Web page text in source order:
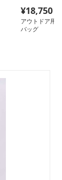
¥18,750
アウトドア用
バッグ